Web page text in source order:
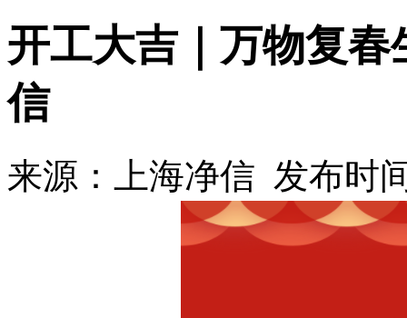
开工大吉｜万物复
信
来源：上海净信 发布时